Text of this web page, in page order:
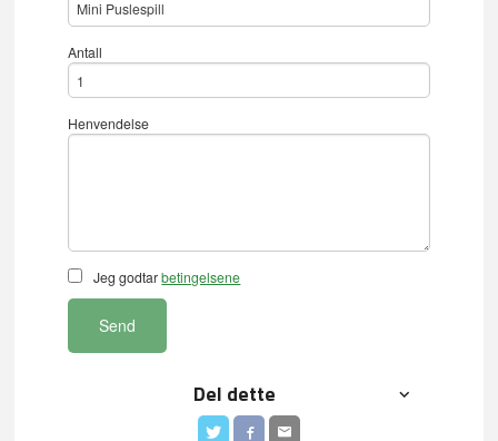
Antall
Henvendelse
Jeg godtarbetingelsene
Send
Del dette